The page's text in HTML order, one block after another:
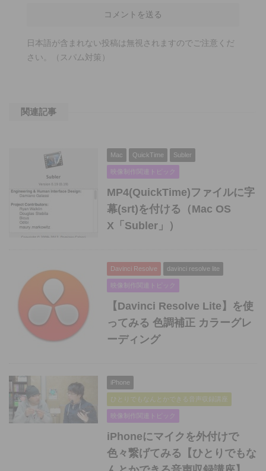
日本語が含まれない投稿は無視されますのでご注意くだ
さい。（スパム対策）
関連記事
Mac QuickTime Subler
映像制作関連トピック
MP4(QuickTime)ファイルに字
幕(srt)を付ける（Mac OS
X「Subler」）
Davinci Resolve davinci resolve lite
映像制作関連トピック
【Davinci Resolve Lite】を使
ってみる 色調補正 カラーグレ
ーディング
iPhone
ひとりでもなんとかできる音声収録講座
映像制作関連トピック
iPhoneにマイクを外付けで
色々繋げてみる【ひとりでもな